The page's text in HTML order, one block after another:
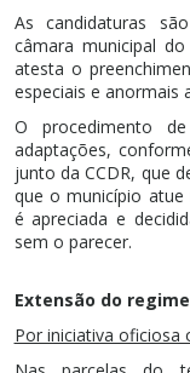
As candidaturas
câmara municipal
atesta o
especiais e anormais
O procedimento
adaptações,
junto da CCDR, que
que o município atue
é apreciada e
sem o parecer.
Extensão do
Por iniciativa oficiosa